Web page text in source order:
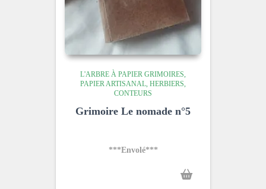
L'ARBRE À PAPIER GRIMOIRES,
PAPIER ARTISANAL, HERBIERS,
CONTEURS
Grimoire Le nomade n°5
***Envolé***